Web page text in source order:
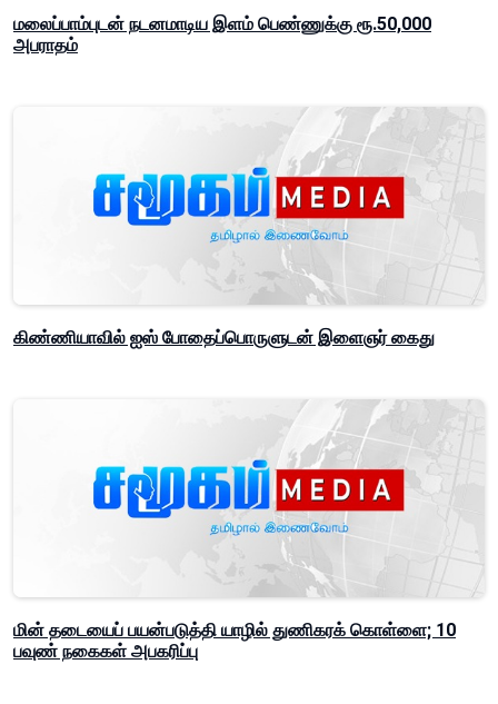
மலைப்பாம்புடன் நடனமாடிய இளம் பெண்ணுக்கு ரூ.50,000
அபராதம்
கிண்ணியாவில் ஐஸ் போதைப்பொருளுடன் இளைஞர் கைது
மின் தடையைப் பயன்படுத்தி யாழில் துணிகரக் கொள்ளை; 10
பவுண் நகைகள் அபகரிப்பு